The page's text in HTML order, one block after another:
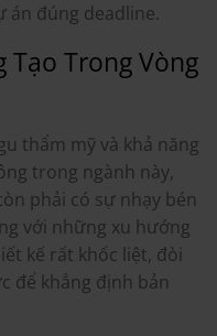
án đúng deadline.
Tạo Trong Vòng
thẩm mỹ và khả năng
trong ngành này,
phải có sự nhạy bén
với những xu hướng
kế rất khốc liệt, đòi
để khẳng định bản